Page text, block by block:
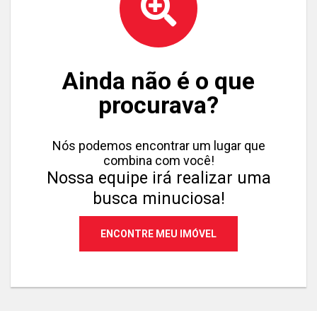
Ainda não é o que
procurava?
Nós podemos encontrar um lugar que
combina com você!
Nossa equipe irá realizar uma
busca minuciosa!
ENCONTRE MEU IMÓVEL